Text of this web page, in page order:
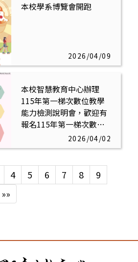
本校學系博覽會開跑
2026/04/09
本校智慧教育中心辦理
115年第一梯次數位教學
能力檢測說明會，歡迎有
報名115年第一梯次數位
教學能力檢測之學生參加
2026/04/02
4 5 6 7 8
9
»»